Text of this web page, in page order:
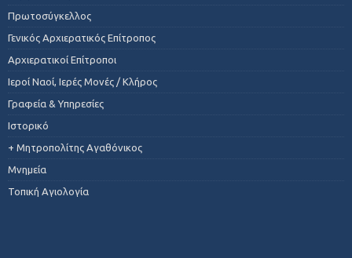
Πρωτοσύγκελλος
Γενικός Αρχιερατικός Επίτροπος
Αρχιερατικοί Επίτροποι
Ιεροί Ναοί, Ιερές Μονές / Κλήρος
Γραφεία & Υπηρεσίες
Ιστορικό
+ Μητροπολίτης Αγαθόνικος
Μνημεία
Τοπική Αγιολογία